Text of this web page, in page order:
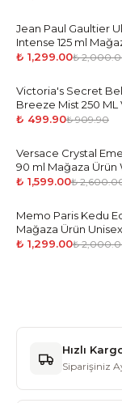
-35%
Jean Paul Gaultier
Intense 125 ml
Man
₺ 1,299.00₺
-45%
Victoria's Secret
Breeze Mist 250 ML
Sprey
₺ 499.90₺ 909.90
-39%
Versace Crystal
90 ml Mağaza Ürün
₺ 1,599.00₺
-35%
Memo Paris Kedu
Mağaza Ürün Unisex
₺ 1,299.00₺
Hızlı
Siparişiniz